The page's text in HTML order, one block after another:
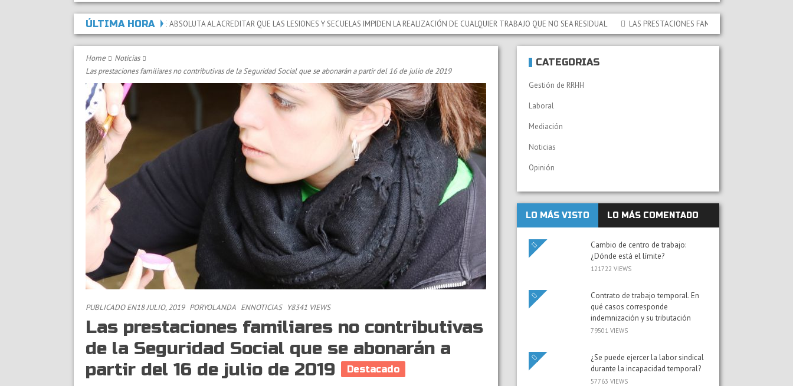
ÚLTIMA HORA
LA INCAPACIDAD PERMANENTE ABSOLUTA AL ACREDITAR QUE LAS LESIONES Y SECUELAS IMPIDEN LA REALIZACIÓN DE CUALQUIER TRABAJO QUE NO SEA RESIDUAL LAS PRESTACIONES FAMILIARES NO CONTRIBUTIVAS DE
Home
Noticias
Las prestaciones familiares no contributivas de la Seguridad Social que se abonarán a partir del 16 de julio de 2019
PUBLICADO EN18 JULIO, 2019 PORYOLANDA ENNOTICIAS Y8341 VIEWS
Las prestaciones familiares no contributivas
de la Seguridad Social que se abonarán a
partir del 16 de julio de 2019
Destacado
CATEGORÍAS
Gestión de RRHH
Laboral
Mediación
Noticias
Opinión
LO MÁS VISTO LO MÁS COMENTADO
Cambio de centro de trabajo:
¿Dónde está el límite?
121722 VIEWS
Contrato de trabajo temporal. En
qué casos corresponde
indemnización y su tributación
79501 VIEWS
¿Se puede ejercer la labor sindical
durante la incapacidad temporal?
57763 VIEWS